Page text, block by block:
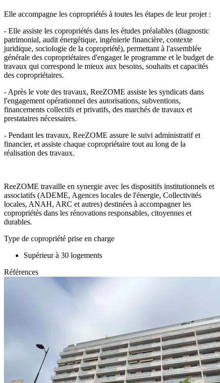
Elle accompagne les copropriétés à toutes les étapes de leur projet :
- Elle assiste les copropriétés dans les études préalables (diagnostic
patrimonial, audit énergétique, ingénierie financière, contexte
juridique, sociologie de la copropriété), permettant à l'assemblée
générale des copropriétaires d'engager le programme et le budget de
travaux qui correspond le mieux aux besoins, souhaits et capacités
des copropriétaires.
- Après le vote des travaux, ReeZOME assiste les syndicats dans
l'engagement opérationnel des autorisations, subventions,
financements collectifs et privatifs, des marchés de travaux et
prestataires nécessaires.
- Pendant les travaux, ReeZOME assure le suivi administratif et
financier, et assiste chaque copropriétaire tout au long de la
réalisation des travaux.
ReeZOME travaille en synergie avec les dispositifs institutionnels et
associatifs (ADEME, Agences locales de l'énergie, Collectivités
locales, ANAH, ARC et autres) destinées à accompagner les
copropriétés dans les rénovations responsables, citoyennes et
durables.
Type de copropriété prise en charge
Supérieur à 30 logements
Références